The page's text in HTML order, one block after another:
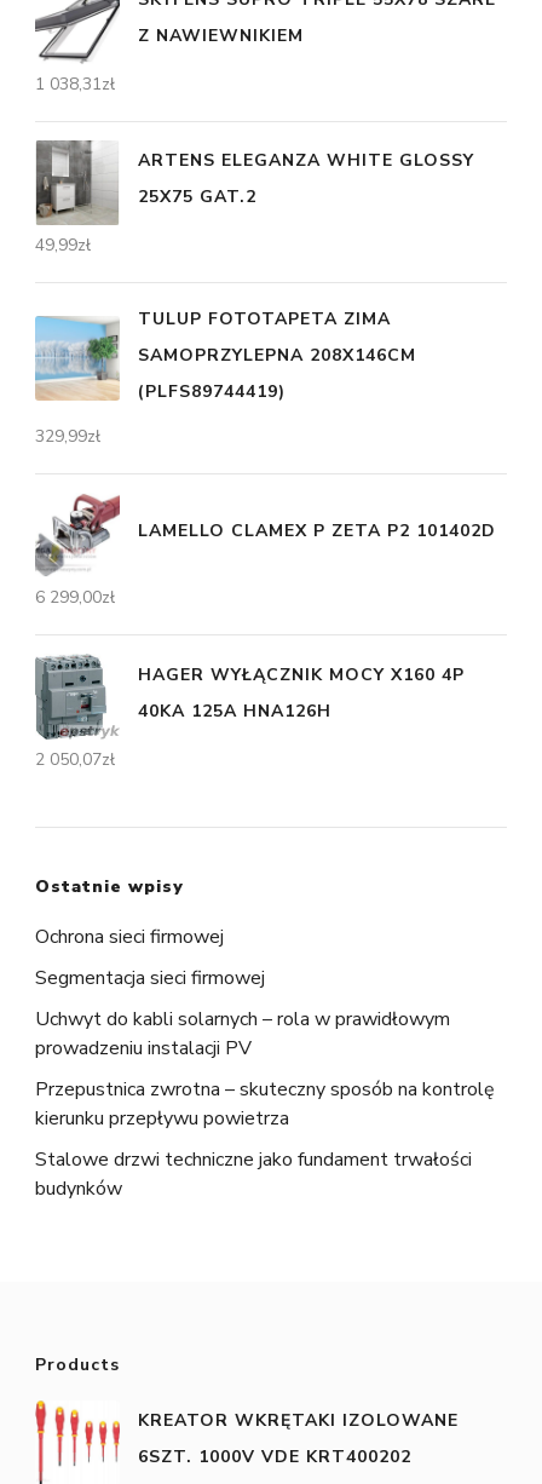
Z NAWIEWNIKIEM
1 038,31zł
ARTENS ELEGANZA WHITE GLOSSY
25X75 GAT.2
49,99zł
TULUP FOTOTAPETA ZIMA
SAMOPRZYLEPNA 208X146CM
(PLFS89744419)
329,99zł
LAMELLO CLAMEX P ZETA P2 101402D
6 299,00zł
HAGER WYŁĄCZNIK MOCY X160 4P
40KA 125A HNA126H
2 050,07zł
Ostatnie wpisy
Ochrona sieci firmowej
Segmentacja sieci firmowej
Uchwyt do kabli solarnych – rola w prawidłowym
prowadzeniu instalacji PV
Przepustnica zwrotna – skuteczny sposób na kontrolę
kierunku przepływu powietrza
Stalowe drzwi techniczne jako fundament trwałości
budynków
Products
KREATOR WKRĘTAKI IZOLOWANE
6SZT. 1000V VDE KRT400202